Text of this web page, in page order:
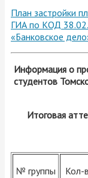
План застройки
ГИА по КОД
«Банковское
Информация о
студентов
Итоговая
№ группы Кол-